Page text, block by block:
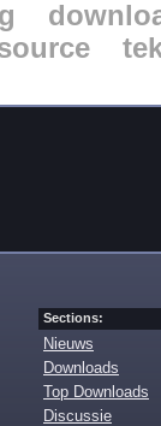
Sections:
Nieuws
Downloads
Top Downloads
Discussie